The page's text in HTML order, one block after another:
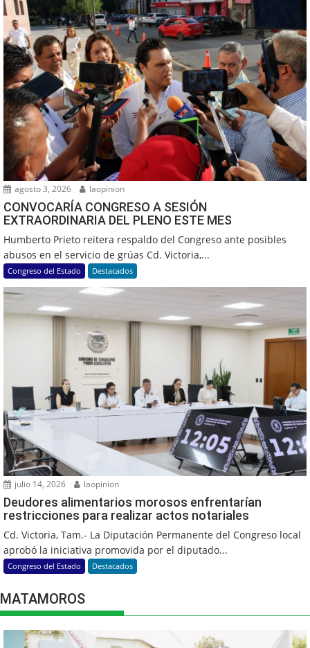
agosto 3, 2026 laopinion
CONVOCARÍA CONGRESO A SESIÓN
EXTRAORDINARIA DEL PLENO ESTE MES
Humberto Prieto reitera respaldo del Congreso ante posibles
abusos en el servicio de grúas Cd. Victoria,...
Congreso del Estado Destacados
julio 14, 2026 laopinion
Deudores alimentarios morosos enfrentarían
restricciones para realizar actos notariales
Cd. Victoria, Tam.- La Diputación Permanente del Congreso local
aprobó la iniciativa promovida por el diputado...
Congreso del Estado Destacados
MATAMOROS